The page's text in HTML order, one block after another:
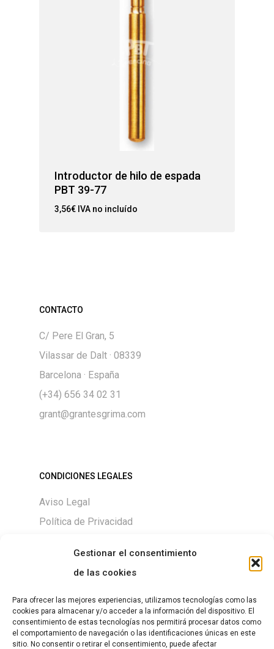
Gestionar el consentimiento
de las cookies
Para ofrecer las mejores experiencias, utilizamos tecnologías como las
cookies para almacenar y/o acceder a la información del dispositivo. El
consentimiento de estas tecnologías nos permitirá procesar datos como
el comportamiento de navegación o las identificaciones únicas en este
sitio. No consentir o retirar el consentimiento, puede afectar
Introductor de hilo de espada
PBT 39-77
3,56€ IVA no incluído
CONTACTO
C/ Pere El Gran, 5
Vilassar de Dalt · 08339
Barcelona · España
(+34) 656 34 02 31
grant@grantesgrima.com
CONDICIONES LEGALES
Aviso Legal
Política de Privacidad
DESCARGAS
Size chart